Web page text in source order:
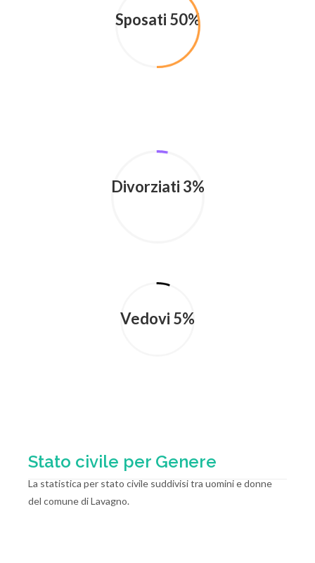
Sposati 50%
Divorziati 3%
Vedovi 5%
Stato civile per Genere
La statistica per stato civile suddivisi tra uomini e donne
del comune di Lavagno.